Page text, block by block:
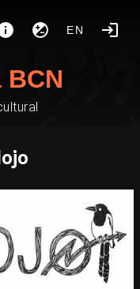
EN